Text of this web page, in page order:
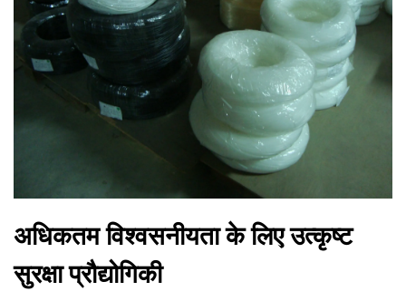
अधिकतम विश्वसनीयता के लिए उत्कृष्ट
सुरक्षा प्रौद्योगिकी